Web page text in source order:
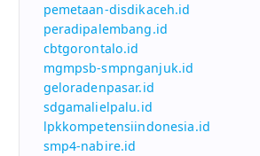
pemetaan-disdikaceh.id
peradipalembang.id
cbtgorontalo.id
mgmpsb-smpnganjuk.id
geloradenpasar.id
sdgamalielpalu.id
lpkkompetensiindonesia.id
smp4-nabire.id